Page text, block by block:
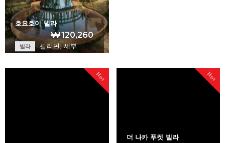
호요호이 빌라
₩120,260
빌라 필리핀, 세부
+
Hot Hot
더 나카 푸켓 빌라